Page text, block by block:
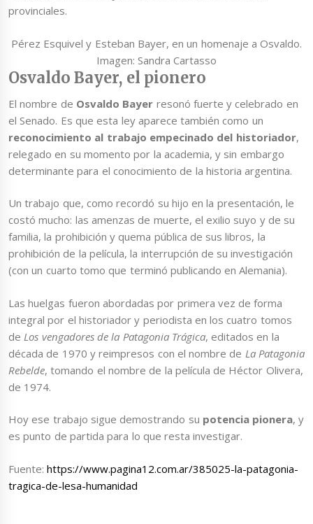
provinciales.
Pérez Esquivel y Esteban Bayer, en un homenaje a Osvaldo.
Imagen: Sandra Cartasso
Osvaldo Bayer, el pionero
El nombre de Osvaldo Bayer resonó fuerte y celebrado en
el Senado. Es que esta ley aparece también como un
reconocimiento al trabajo empecinado del historiador,
relegado en su momento por la academia, y sin embargo
determinante para el conocimiento de la historia argentina.
Un trabajo que, como recordó su hijo en la presentación, le
costó mucho: las amenzas de muerte, el exilio suyo y de su
familia, la prohibición y quema pública de sus libros, la
prohibición de la película, la interrupción de su investigación
(con un cuarto tomo que terminó publicando en Alemania).
Las huelgas fueron abordadas por primera vez de forma
integral por el historiador y periodista en los cuatro tomos
de Los vengadores de la Patagonia Trágica, editados en la
década de 1970 y reimpresos con el nombre de La Patagonia
Rebelde, tomando el nombre de la película de Héctor Olivera,
de 1974.
Hoy ese trabajo sigue demostrando su potencia pionera, y
es punto de partida para lo que resta investigar.
Fuente:https://www.pagina12.com.ar/385025-la-patagonia-
tragica-de-lesa-humanidad